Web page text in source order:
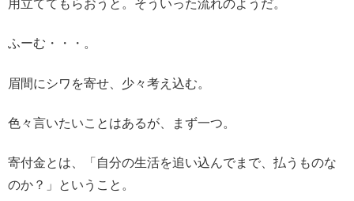
用立ててもらおうと。そういった流れのようだ。
ふーむ・・・。
眉間にシワを寄せ、少々考え込む。
色々言いたいことはあるが、まず一つ。
寄付金とは、「自分の生活を追い込んでまで、払うものな
のか？」ということ。